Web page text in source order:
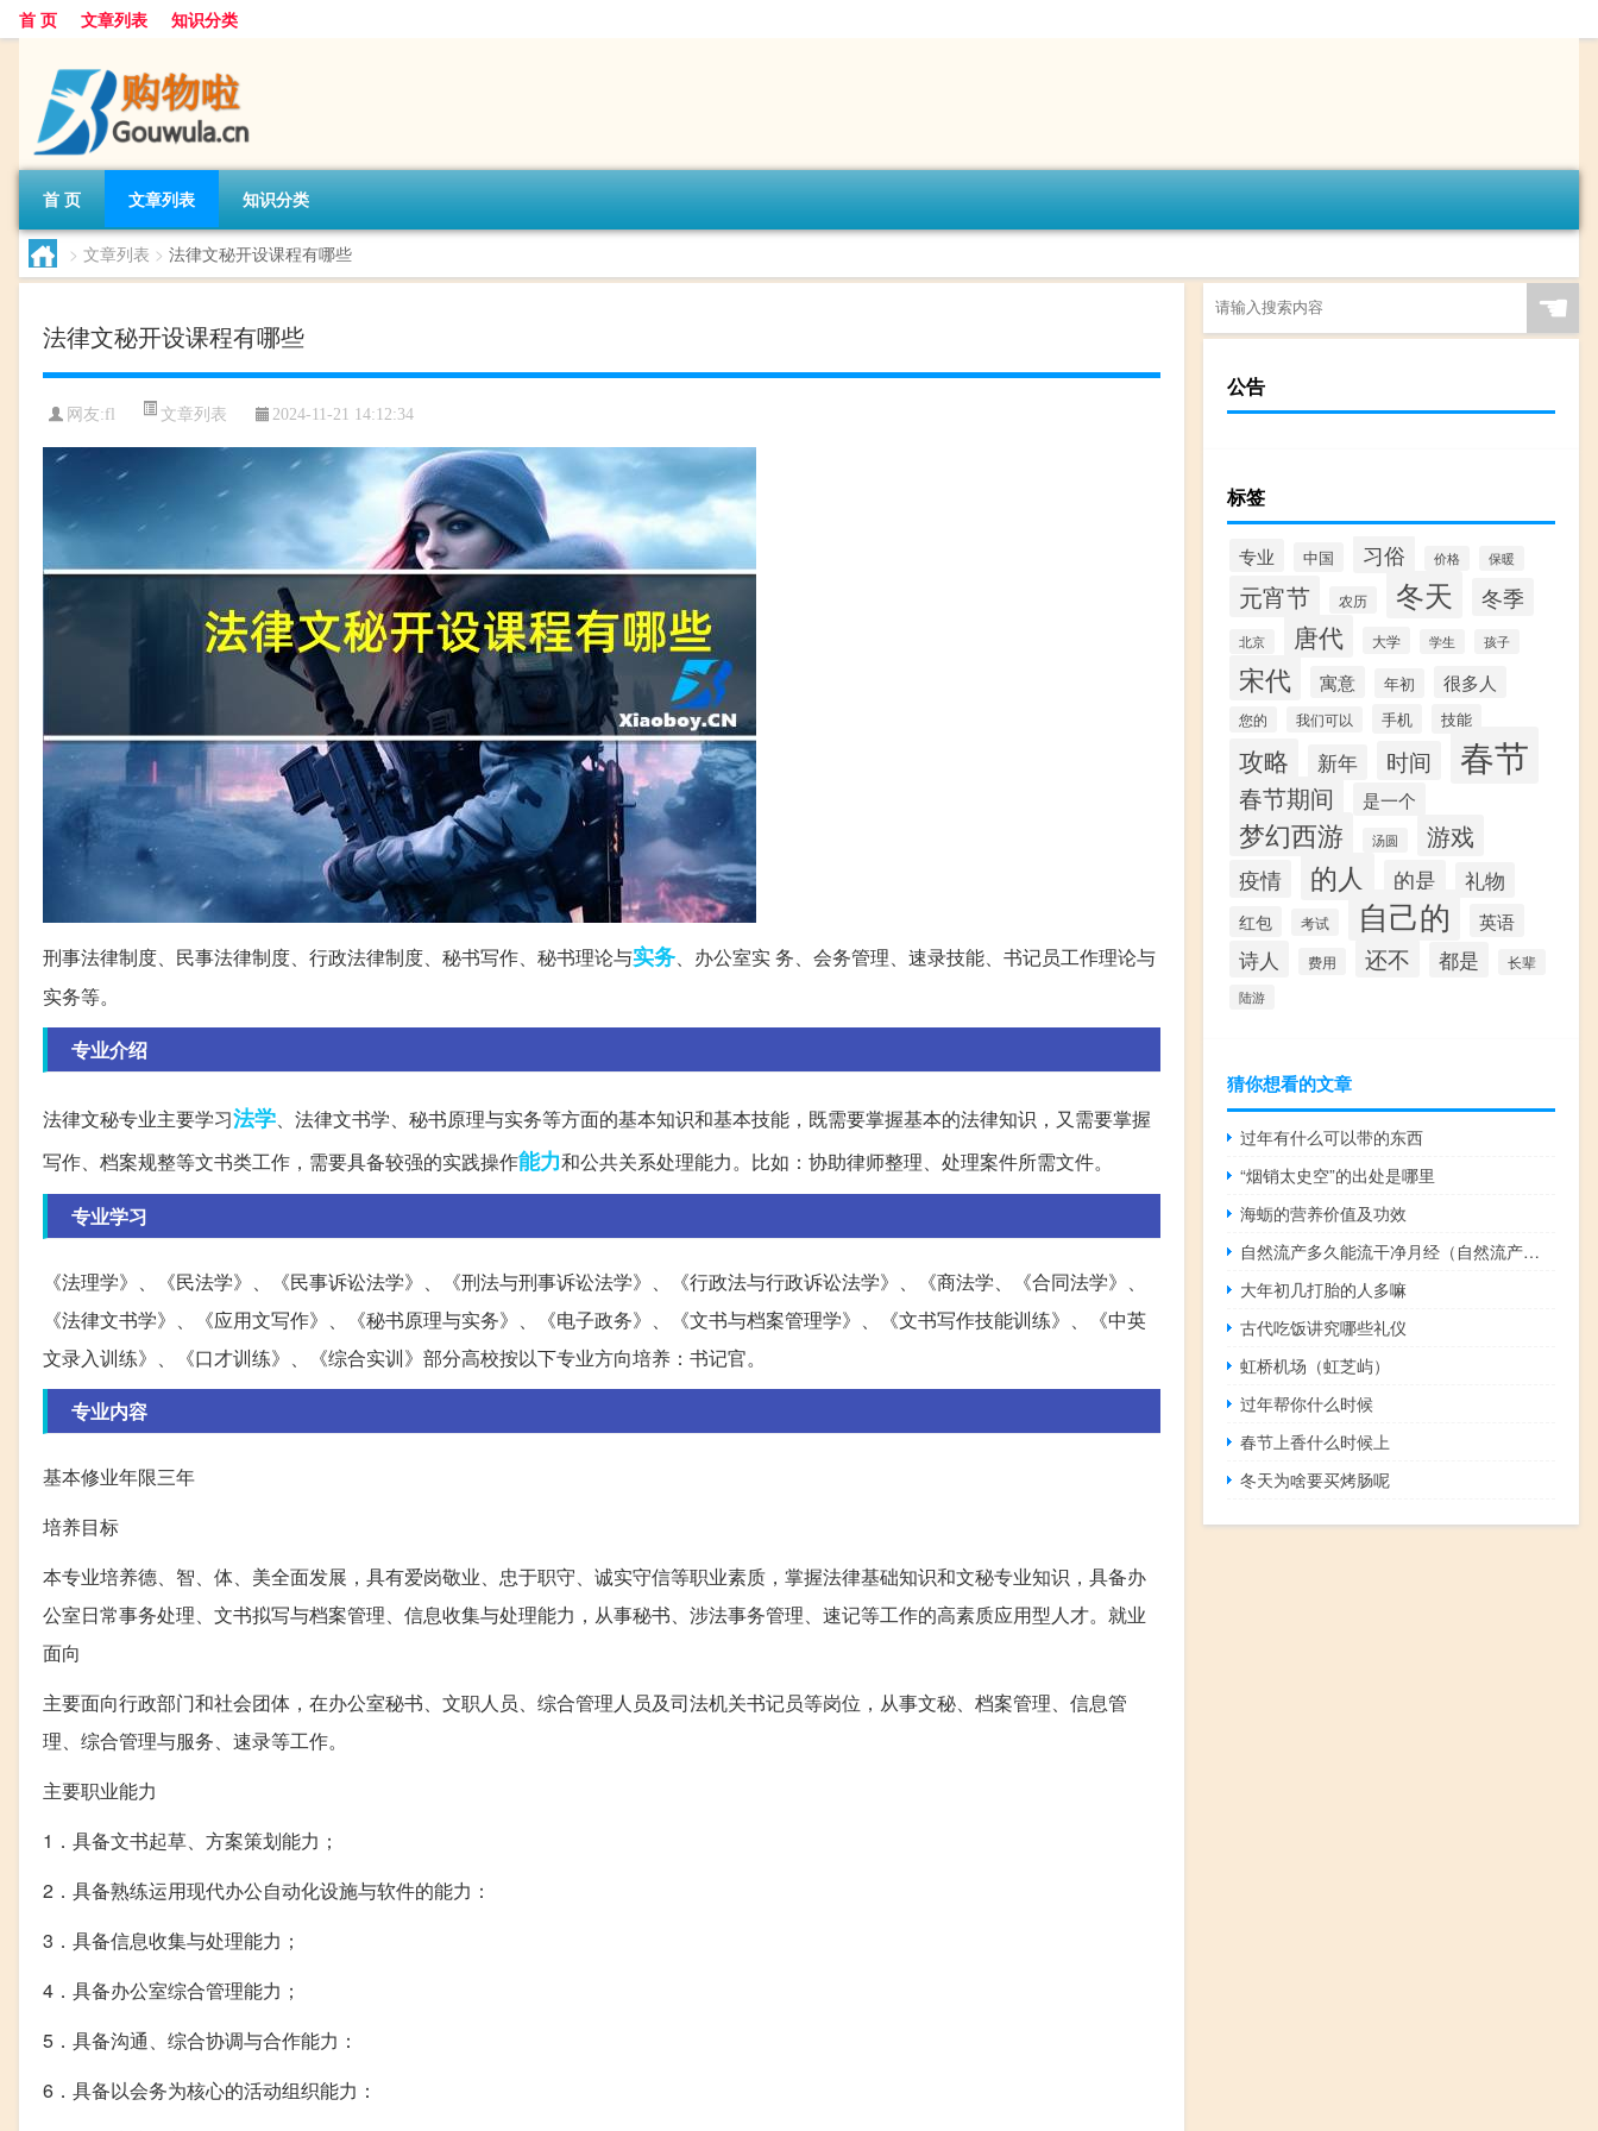
首 页 文章列表 知识分类
首 页 文章列表 知识分类
> 文章列表 > 法律文秘开设课程有哪些
法律文秘开设课程有哪些
网友:fl 文章列表 2024-11-21 14:12:34
刑事法律制度、民事法律制度、行政法律制度、秘书写作、秘书理论与实务、办公室实 务、会务管理、速录技能、书记员工作理论与
实务等。
专业介绍
法律文秘专业主要学习法学、法律文书学、秘书原理与实务等方面的基本知识和基本技能，既需要掌握基本的法律知识，又需要掌握
写作、档案规整等文书类工作，需要具备较强的实践操作能力和公共关系处理能力。比如：协助律师整理、处理案件所需文件。
专业学习
《法理学》、《民法学》、《民事诉讼法学》、《刑法与刑事诉讼法学》、《行政法与行政诉讼法学》、《商法学、《合同法学》、
《法律文书学》、《应用文写作》、《秘书原理与实务》、《电子政务》、《文书与档案管理学》、《文书写作技能训练》、《中英
文录入训练》、《口才训练》、《综合实训》部分高校按以下专业方向培养：书记官。
专业内容
基本修业年限三年
培养目标
本专业培养德、智、体、美全面发展，具有爱岗敬业、忠于职守、诚实守信等职业素质，掌握法律基础知识和文秘专业知识，具备办
公室日常事务处理、文书拟写与档案管理、信息收集与处理能力，从事秘书、涉法事务管理、速记等工作的高素质应用型人才。就业
面向
主要面向行政部门和社会团体，在办公室秘书、文职人员、综合管理人员及司法机关书记员等岗位，从事文秘、档案管理、信息管
理、综合管理与服务、速录等工作。
主要职业能力
1．具备文书起草、方案策划能力；
2．具备熟练运用现代办公自动化设施与软件的能力：
3．具备信息收集与处理能力；
4．具备办公室综合管理能力；
5．具备沟通、综合协调与合作能力：
6．具备以会务为核心的活动组织能力：
☚
公告
标签
专业 中国 习俗 价格 保暖
元宵节 农历 冬天 冬季
北京 唐代 大学 学生 孩子
宋代 寓意 年初 很多人
您的 我们可以 手机 技能
攻略 新年 时间 春节
春节期间 是一个
梦幻西游 汤圆 游戏
疫情 的人 的是 礼物
红包 考试 自己的 英语
诗人 费用 还不 都是 长辈
陆游
猜你想看的文章
过年有什么可以带的东西
“烟销太史空”的出处是哪里
海蛎的营养价值及功效
自然流产多久能流干净月经（自然流产多久能流干净）
大年初几打胎的人多嘛
古代吃饭讲究哪些礼仪
虹桥机场（虹芝屿）
过年帮你什么时候
春节上香什么时候上
冬天为啥要买烤肠呢